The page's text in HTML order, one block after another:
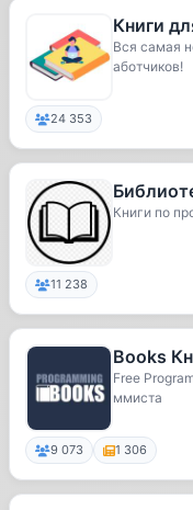
Книги
Вся самая
аботчиков!
24 353
Книги по
11 238
Books
Free
ммиста
9 073 1 306